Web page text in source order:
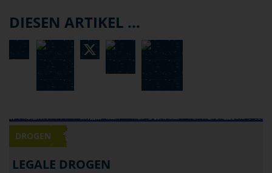
DIESEN ARTIKEL ...
DROGEN
LEGALE DROGEN